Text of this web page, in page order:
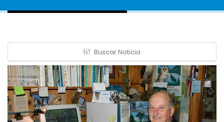
Buscar Noticia